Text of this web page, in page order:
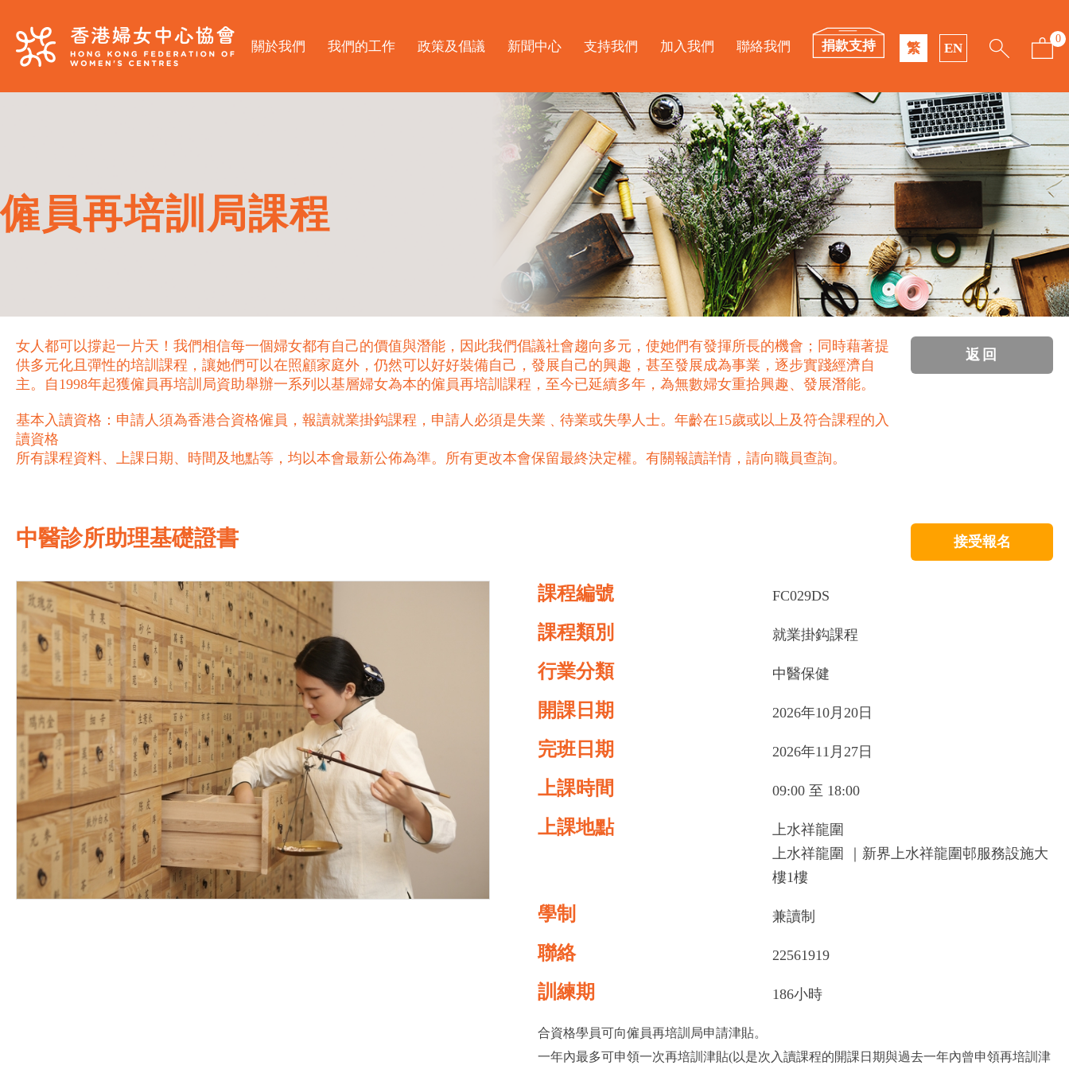
關於我們 我們的工作 政策及倡議 新聞中心 支持我們 加入我們 聯絡我們 捐款支持 繁 EN
0
僱員再培訓局課程
女人都可以撐起一片天！我們相信每一個婦女都有自己的價值與潛能，因此我們倡議社會趨向多元，使她們有發揮所長的機會；同時藉著提
供多元化且彈性的培訓課程，讓她們可以在照顧家庭外，仍然可以好好裝備自己，發展自己的興趣，甚至發展成為事業，逐步實踐經濟自
主。自1998年起獲僱員再培訓局資助舉辦一系列以基層婦女為本的僱員再培訓課程，至今已延續多年，為無數婦女重拾興趣、發展潛能。
基本入讀資格：申請人須為香港合資格僱員，報讀就業掛鈎課程，申請人必須是失業﹑待業或失學人士。年齡在15歲或以上及符合課程的入
讀資格
所有課程資料、上課日期、時間及地點等，均以本會最新公佈為準。所有更改本會保留最終決定權。有關報讀詳情，請向職員查詢。
返回
中醫診所助理基礎證書 接受報名
課程編號 FC029DS
課程類別 就業掛鈎課程
行業分類 中醫保健
開課日期 2026年10月20日
完班日期 2026年11月27日
上課時間 09:00 至 18:00
上課地點
上水祥龍圍
上水祥龍圍 ｜新界上水祥龍圍邨服務設施大
樓1樓
學制 兼讀制
聯絡 22561919
訓練期 186小時
合資格學員可向僱員再培訓局申請津貼。
一年內最多可申領一次再培訓津貼(以是次入讀課程的開課日期與過去一年內曾申領再培訓津